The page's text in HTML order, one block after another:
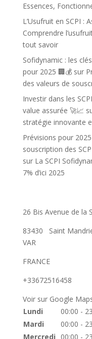
Essences,
L’Usufruit en SCPI :
Comprendre
tout savoir
Sofidynamic : les
pour 2025 🏢💰sur
des valeurs de
Investir dans les
value assurée 🚀📈
stratégie innovante
Prévisions pour
souscription des
sur La SCPI
7% d’ici 2025
26 Bis Avenue de la
83430
Saint
VAR
FRANCE
+33672516458
Voir sur Google
Lundi
00:00 -
Mardi
00:00 -
Mercredi
00:00 -